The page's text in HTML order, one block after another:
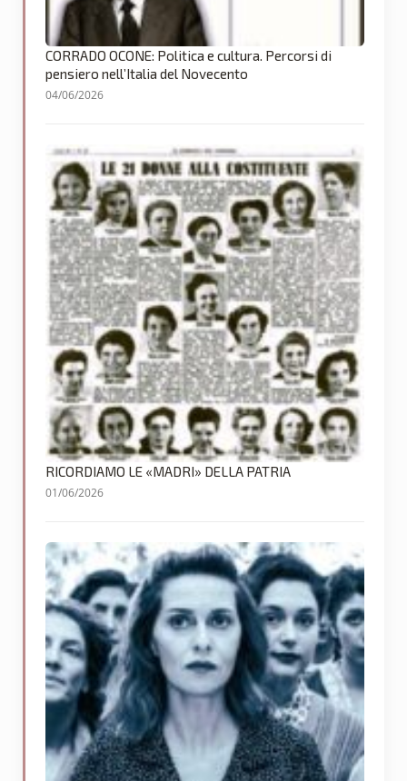
CORRADO OCONE: Politica e cultura. Percorsi di
pensiero nell’Italia del Novecento
04/06/2026
RICORDIAMO LE «MADRI» DELLA PATRIA
01/06/2026